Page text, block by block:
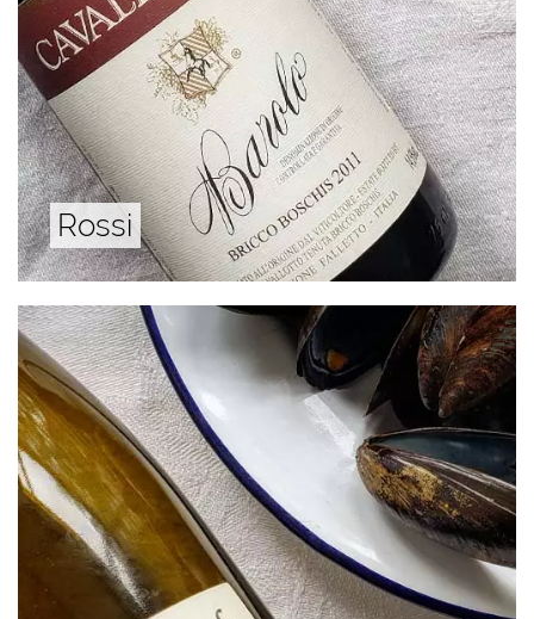
Rossi